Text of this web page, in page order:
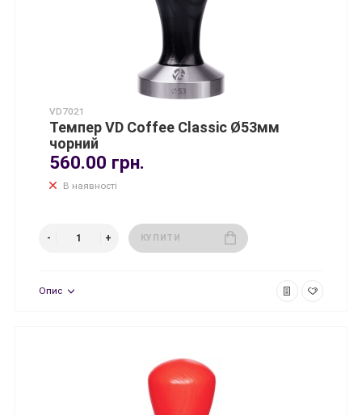
VD7021
Темпер VD Coffee Classic Ø53мм
чорний
560.00 грн.
В наявності
КУПИТИ
Опис